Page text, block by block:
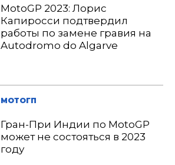
MotoGP 2023: Лорис
Капиросси подтвердил
работы по замене гравия на
Autodromo do Algarve
МОТОГП
Гран-При Индии по MotoGP
может не состояться в 2023
году